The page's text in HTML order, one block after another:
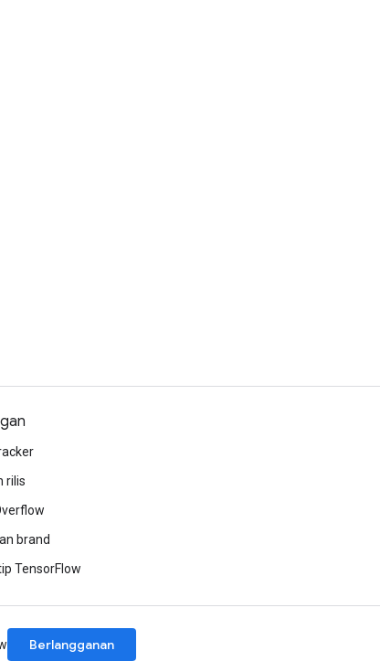
rilis
brand
TensorFlow
Berlangganan